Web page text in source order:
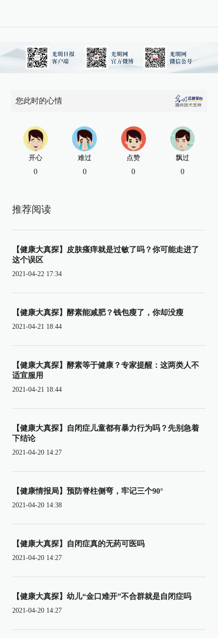
您此时的心情
开心
0
难过
0
点赞
0
飘过
0
推荐阅读
【健康大真探】皮肤瘙痒就是过敏了吗？你可能走进了
这个误区
2021-04-22 17:34
【健康大真探】酵素能减肥？钱包瘦了，你却没瘦
2021-04-21 18:44
【健康大真探】酵素等于健康？专家提醒：这两类人不
适宜服用
2021-04-21 18:44
【健康大真探】自闭症儿童都有暴力行为吗？先别急着
下结论
2021-04-20 14:27
【健康情报局】预防脊柱侧弯，牢记三个90°
2021-04-20 14:38
【健康大真探】自闭症真的无药可医吗
2021-04-20 14:27
【健康大真探】幼儿“金口难开”不合群就是自闭症吗
2021-04-20 14:27